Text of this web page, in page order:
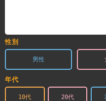
性別
男性
年代
10代 20代